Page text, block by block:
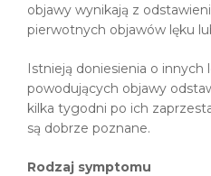
objawy wynikają z
pierwotnych objawów lęku
Istnieją doniesienia o
powodujących objawy
kilka tygodni po ich
są dobrze poznane.
Rodzaj symptomu